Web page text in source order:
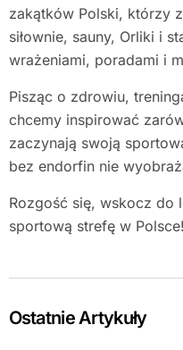
zakątków Polski, którzy
siłownie, sauny, Orliki i
wrażeniami, poradami i
Pisząc o zdrowiu,
chcemy inspirować
zaczynają swoją
bez endorfin nie
Rozgość się, wskocz do
sportową strefę w Polsce!
Ostatnie Artykuły